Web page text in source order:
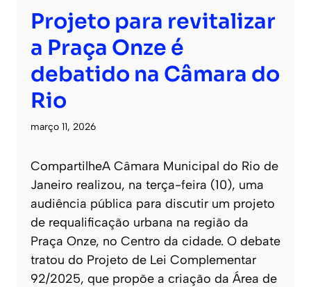
Projeto para revitalizar
a Praça Onze é
debatido na Câmara do
Rio
março 11, 2026
CompartilheA Câmara Municipal do Rio de
Janeiro realizou, na terça-feira (10), uma
audiência pública para discutir um projeto
de requalificação urbana na região da
Praça Onze, no Centro da cidade. O debate
tratou do Projeto de Lei Complementar
92/2025, que propõe a criação da Área de